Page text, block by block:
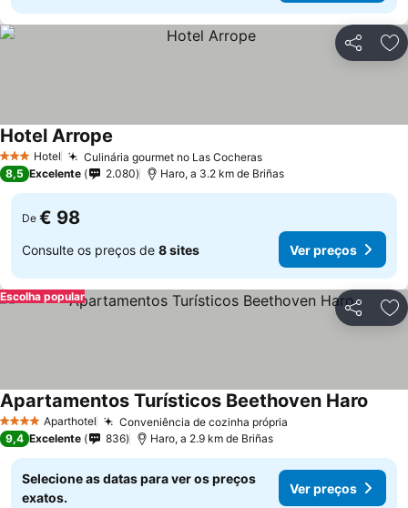
Partilhar
3 EstrelasHotel Culinária gourmet no Las Cocheras
Hotel Arrope
8,5 Excelente 2.080 Haro, a 3.2 km de Briñas
De € 98
Consulte os preços de 8 sites Ver preços
Partilhar
Escolha popular
4 EstrelasAparthotel Conveniência de cozinha própria
Apartamentos Turísticos Beethoven Haro
9,4 Excelente 836 Haro, a 2.9 km de Briñas
Selecione as datas para ver os preços
exatos.
Ver preços